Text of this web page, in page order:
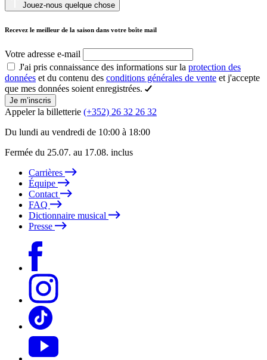
Jouez-nous quelque chose
Recevez le meilleur de la saison dans votre boîte mail
Votre adresse e-mail
J'ai pris connaissance des informations sur la protection des
données et du contenu des conditions générales de vente et j'accepte
que mes données soient enregistrées.
Je m’inscris
Appeler la billetterie (+352) 26 32 26 32
Du lundi au vendredi de 10:00 à 18:00
Fermée du 25.07. au 17.08. inclus
Carrières
Équipe
Contact
FAQ
Dictionnaire musical
Presse